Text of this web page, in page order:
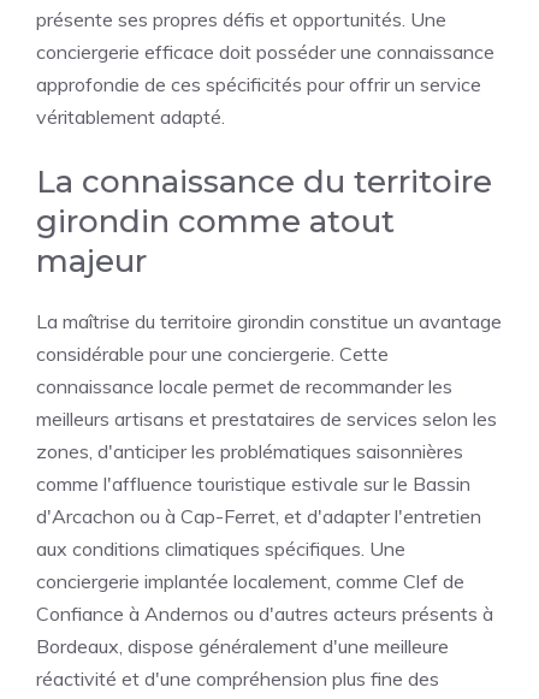
présente ses propres défis et opportunités. Une
conciergerie efficace doit posséder une connaissance
approfondie de ces spécificités pour offrir un service
véritablement adapté.
La connaissance du territoire
girondin comme atout
majeur
La maîtrise du territoire girondin constitue un avantage
considérable pour une conciergerie. Cette
connaissance locale permet de recommander les
meilleurs artisans et prestataires de services selon les
zones, d'anticiper les problématiques saisonnières
comme l'affluence touristique estivale sur le Bassin
d'Arcachon ou à Cap-Ferret, et d'adapter l'entretien
aux conditions climatiques spécifiques. Une
conciergerie implantée localement, comme Clef de
Confiance à Andernos ou d'autres acteurs présents à
Bordeaux, dispose généralement d'une meilleure
réactivité et d'une compréhension plus fine des